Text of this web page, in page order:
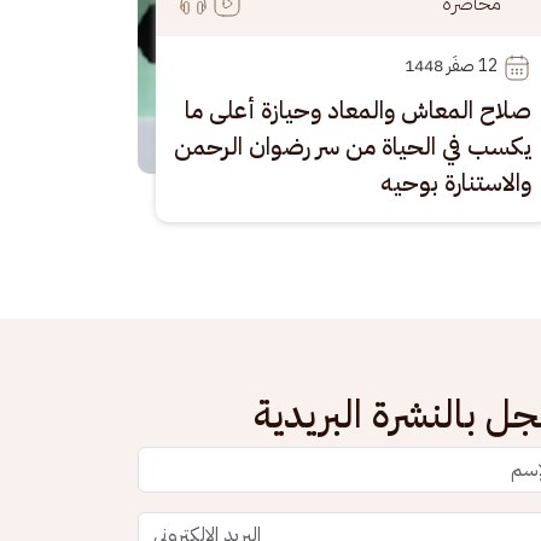
12
صلاح المعاش والمعاد وحيازة أعلى ما
يكسب في الحياة من سر رضوان الرحمن
والاستنارة بوحيه
بالنشرة البريدية